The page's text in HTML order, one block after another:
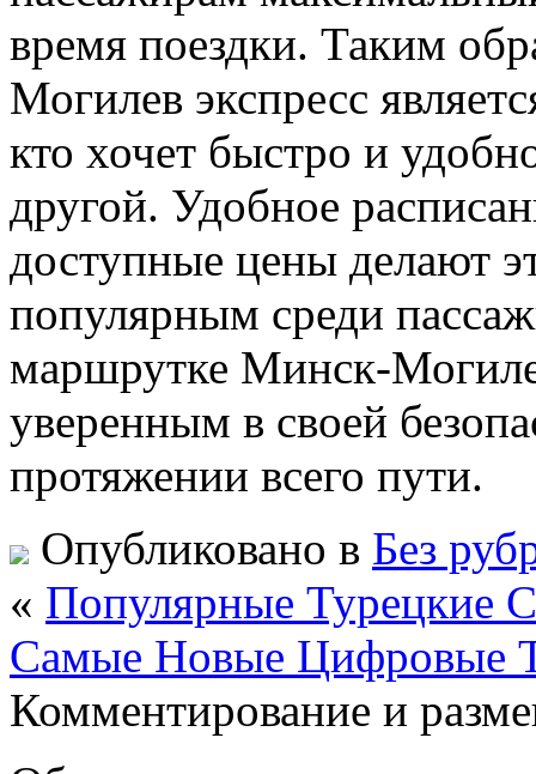
время поездки. Таким
Могилев экспресс
кто хочет быстро и
другой. Удобное
доступные цены делают
популярным среди
маршрутке Минск-
уверенным в своей
протяжении всего пути.
Опубликовано в Без
« Популярные Турецкие
Самые Новые Цифровые
Комментирование и